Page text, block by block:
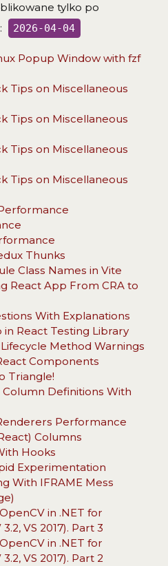
tylko po
2026-04-04
Popup Window with fzf
Tips on Miscellaneous
Tips on Miscellaneous
Tips on Miscellaneous
Tips on Miscellaneous
Thunks
Class Names in Vite
React App From CRA to
With Explanations
React Testing Library
Method Warnings
Components
Triangle!
Column Definitions With
Performance
Columns
Hooks
Experimentation
With IFRAME Mess
in .NET for
VS 2017). Part 3
in .NET for
VS 2017). Part 2